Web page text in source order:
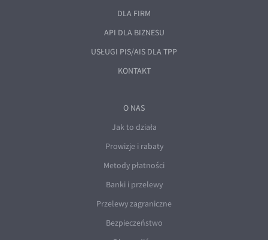
DLA FIRM
API DLA BIZNESU
USŁUGI PIS/AIS DLA TPP
KONTAKT
O NAS
Jak to działa
Prowizje i rabaty
Metody płatności
Banki i przelewy
Przelewy zagraniczne
Bezpieczeństwo